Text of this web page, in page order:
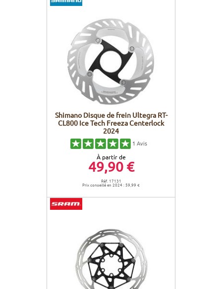
Shimano Disque de frein Ultegra RT-
CL800 Ice Tech Freeza Centerlock
2024
1 Avis
À partir de
49,90 €
Réf. 17131
Prix conseillé en 2024 : 59,99 €